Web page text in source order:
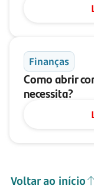
Finanças
Como abrir
necessita?
Voltar ao início